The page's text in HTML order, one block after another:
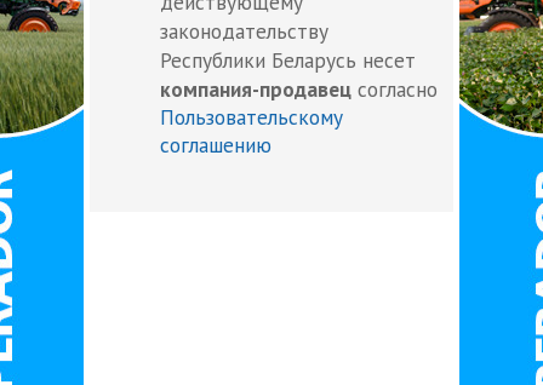
законодательству
Республики Беларусь несет
компания-продавец согласно
Пользовательскому
соглашению